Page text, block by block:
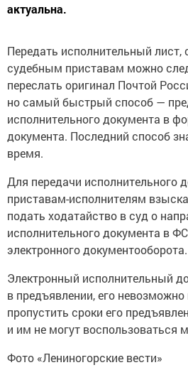
актуальна.
Передать исполнительный лист,
судебным приставам можно
переслать оригинал Почтой
но самый быстрый способ —
исполнительного документа в
документа. Последний способ
время.
Для передачи исполнительного
приставам-исполнителям
подать ходатайство в суд о
исполнительного документа в
электронного документооборота.
Электронный исполнительный
в предъявлении, его
пропустить сроки его
и им не могут воспользоваться
Фото «Лениногорские вести»